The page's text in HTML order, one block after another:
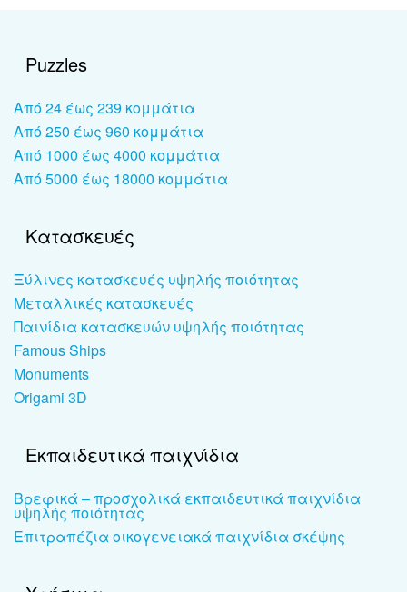
Puzzles
Από 24 έως 239 κομμάτια
Από 250 έως 960 κομμάτια
Από 1000 έως 4000 κομμάτια
Από 5000 έως 18000 κομμάτια
Κατασκευές
Ξύλινες κατασκευές υψηλής ποιότητας
Μεταλλικές κατασκευές
Παινίδια κατασκευών υψηλής ποιότητας
Famous Ships
Monuments
Origami 3D
Εκπαιδευτικά παιχνίδια
Βρεφικά – προσχολικά εκπαιδευτικά παιχνίδια
υψηλής ποιότητας
Επιτραπέζια οικογενειακά παιχνίδια σκέψης